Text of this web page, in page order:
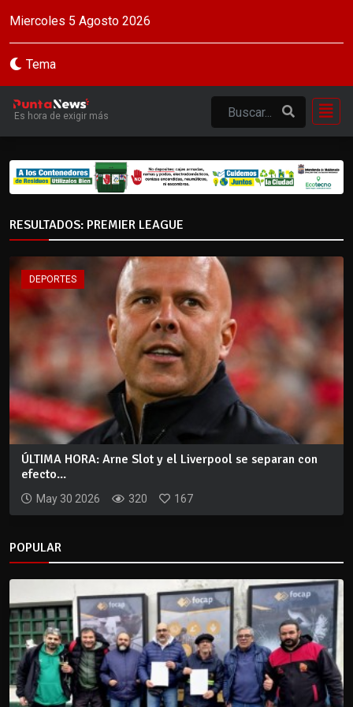
Miercoles 5 Agosto 2026
Tema
Es hora de exigir más
RESULTADOS: PREMIER LEAGUE
DEPORTES
ÚLTIMA HORA: Arne Slot y el Liverpool se separan con
efecto...
May 30 2026 320 167
POPULAR